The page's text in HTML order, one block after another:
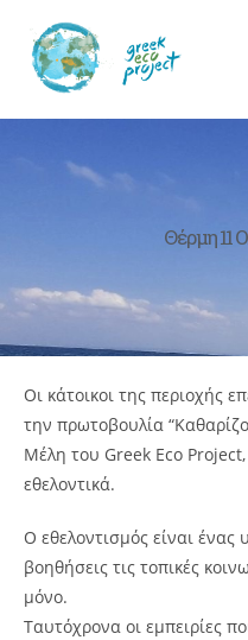
Θέρμη 11
Οι κάτοικοι της περιοχής
την πρωτοβουλία
Mέλη του Greek Eco
εθελοντικά.
Ο εθελοντισμός είναι ένας
βοηθήσεις τις τοπικές
μόνο.
Ταυτόχρονα οι εμπειρίες